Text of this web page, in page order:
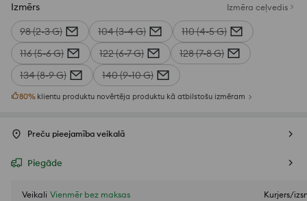
Izmērs Izmēra ceļvedis
98 (2-3 G) 104 (3-4 G)
110 (4-5 G)
116 (5-6 G)
122 (6-7 G)
128 (7-8 G)
134 (8-9 G)
140 (9-10 G)
80% klientu produktu novērtēja produktu kā atbilstošu izmēram
Preču pieejamība veikalā
Piegāde
Veikali Vienmēr bez maksas
Kurjers/